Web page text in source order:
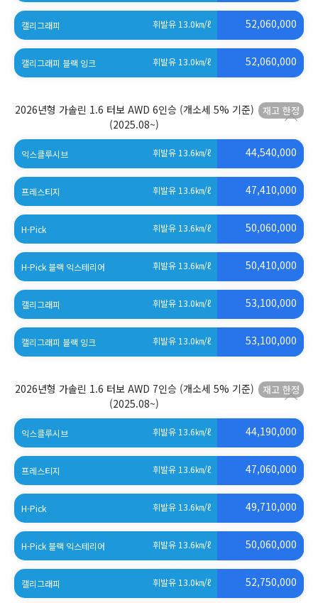
캘리그래피 휘발유 13.0㎞/ℓ 52,060,000
캘리그래피 블랙 잉크 휘발유 13.0㎞/ℓ 52,060,000
2026년형 가솔린 1.6 터보 AWD 6인승 (개소세 5% 기준)
(2025.08~)
익스클루시브 휘발유 13.6㎞/ℓ 44,540,000
프레스티지 휘발유 13.6㎞/ℓ 47,410,000
H-Pick 휘발유 13.6㎞/ℓ 50,060,000
H-Pick 블랙 익스테리어 휘발유 13.6㎞/ℓ 50,410,000
캘리그래피 휘발유 13.0㎞/ℓ 53,100,000
캘리그래피 블랙 잉크 휘발유 13.0㎞/ℓ 53,100,000
2026년형 가솔린 1.6 터보 AWD 7인승 (개소세 5% 기준)
(2025.08~)
익스클루시브 휘발유 13.6㎞/ℓ 44,190,000
프레스티지 휘발유 13.6㎞/ℓ 47,060,000
H-Pick 휘발유 13.6㎞/ℓ 49,710,000
H-Pick 블랙 익스테리어 휘발유 13.6㎞/ℓ 50,060,000
캘리그래피 휘발유 13.0㎞/ℓ 52,750,000